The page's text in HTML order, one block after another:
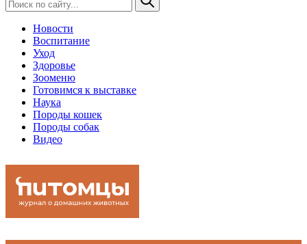
Новости
Воспитание
Уход
Здоровье
Зооменю
Готовимся к выставке
Наука
Породы кошек
Породы собак
Видео